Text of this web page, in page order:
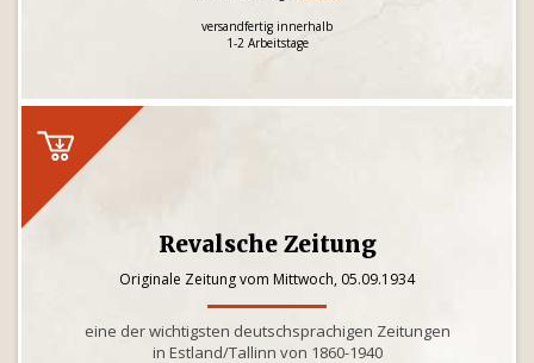
versandfertig innerhalb
1-2 Arbeitstage
Revalsche Zeitung
Originale Zeitung vom Mittwoch, 05.09.1934
eine der wichtigsten deutschsprachigen Zeitungen
in Estland/Tallinn von 1860-1940